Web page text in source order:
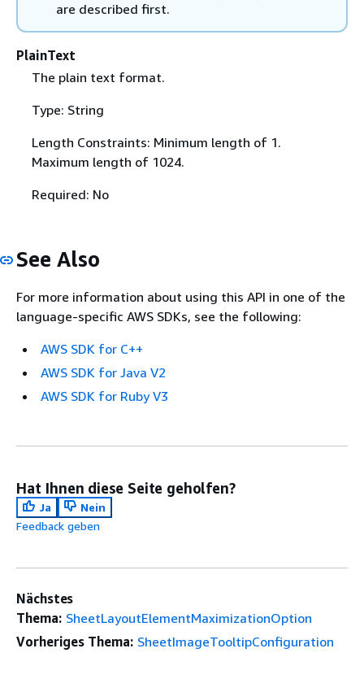
are described first.
PlainText
The plain text format.
Type: String
Length Constraints: Minimum length of 1.
Maximum length of 1024.
Required: No
See Also
For more information about using this API in one of the
language-specific AWS SDKs, see the following:
AWS SDK for C++
AWS SDK for Java V2
AWS SDK for Ruby V3
Hat Ihnen diese Seite geholfen?
Ja
Nein
Feedback geben
Nächstes
Thema: SheetLayoutElementMaximizationOption
Vorheriges Thema: SheetImageTooltipConfiguration